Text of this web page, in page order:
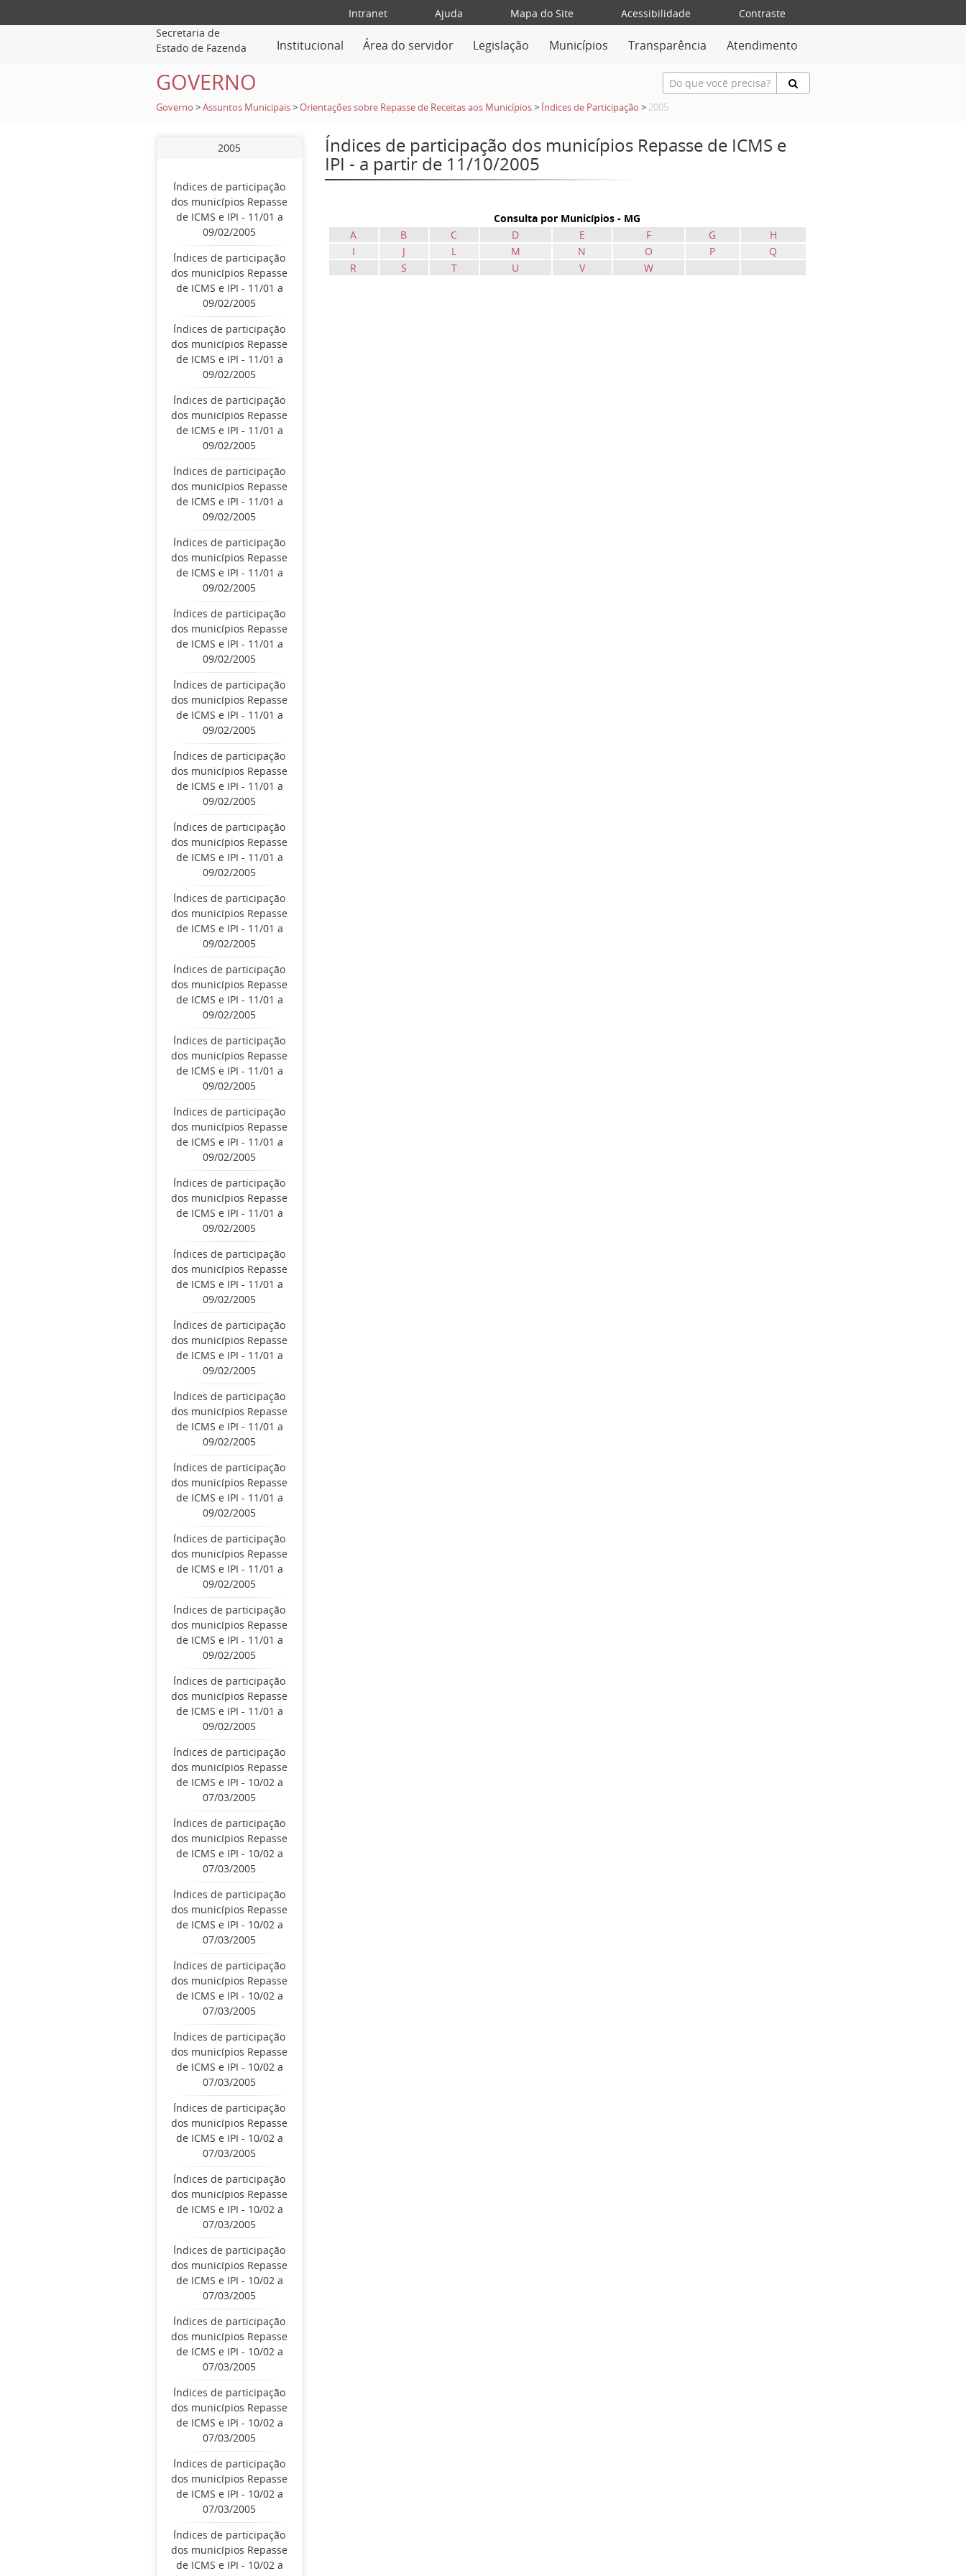
Intranet Ajuda Mapa do Site Acessibilidade
Contraste
Secretaria de
Estado de Fazenda
Institucional Área do servidor Legislação Municípios Transparência Atendimento
GOVERNO
Governo >Assuntos Municipais >Orientações sobre Repasse de Receitas aos Municípios > Índices de Participação > 2005
2005
Índices de participação
dos municípios Repasse
de ICMS e IPI - 11/01 a
09/02/2005
Índices de participação
dos municípios Repasse
de ICMS e IPI - 11/01 a
09/02/2005
Índices de participação
dos municípios Repasse
de ICMS e IPI - 11/01 a
09/02/2005
Índices de participação
dos municípios Repasse
de ICMS e IPI - 11/01 a
09/02/2005
Índices de participação
dos municípios Repasse
de ICMS e IPI - 11/01 a
09/02/2005
Índices de participação
dos municípios Repasse
de ICMS e IPI - 11/01 a
09/02/2005
Índices de participação
dos municípios Repasse
de ICMS e IPI - 11/01 a
09/02/2005
Índices de participação
dos municípios Repasse
de ICMS e IPI - 11/01 a
09/02/2005
Índices de participação
dos municípios Repasse
de ICMS e IPI - 11/01 a
09/02/2005
Índices de participação
dos municípios Repasse
de ICMS e IPI - 11/01 a
09/02/2005
Índices de participação
dos municípios Repasse
de ICMS e IPI - 11/01 a
09/02/2005
Índices de participação
dos municípios Repasse
de ICMS e IPI - 11/01 a
09/02/2005
Índices de participação
dos municípios Repasse
de ICMS e IPI - 11/01 a
09/02/2005
Índices de participação
dos municípios Repasse
de ICMS e IPI - 11/01 a
09/02/2005
Índices de participação
dos municípios Repasse
de ICMS e IPI - 11/01 a
09/02/2005
Índices de participação
dos municípios Repasse
de ICMS e IPI - 11/01 a
09/02/2005
Índices de participação
dos municípios Repasse
de ICMS e IPI - 11/01 a
09/02/2005
Índices de participação
dos municípios Repasse
de ICMS e IPI - 11/01 a
09/02/2005
Índices de participação
dos municípios Repasse
de ICMS e IPI - 11/01 a
09/02/2005
Índices de participação
dos municípios Repasse
de ICMS e IPI - 11/01 a
09/02/2005
Índices de participação
dos municípios Repasse
de ICMS e IPI - 11/01 a
09/02/2005
Índices de participação
dos municípios Repasse
de ICMS e IPI - 11/01 a
09/02/2005
Índices de participação
dos municípios Repasse
de ICMS e IPI - 10/02 a
07/03/2005
Índices de participação
dos municípios Repasse
de ICMS e IPI - 10/02 a
07/03/2005
Índices de participação
dos municípios Repasse
de ICMS e IPI - 10/02 a
07/03/2005
Índices de participação
dos municípios Repasse
de ICMS e IPI - 10/02 a
07/03/2005
Índices de participação
dos municípios Repasse
de ICMS e IPI - 10/02 a
07/03/2005
Índices de participação
dos municípios Repasse
de ICMS e IPI - 10/02 a
07/03/2005
Índices de participação
dos municípios Repasse
de ICMS e IPI - 10/02 a
07/03/2005
Índices de participação
dos municípios Repasse
de ICMS e IPI - 10/02 a
07/03/2005
Índices de participação
dos municípios Repasse
de ICMS e IPI - 10/02 a
07/03/2005
Índices de participação
dos municípios Repasse
de ICMS e IPI - 10/02 a
07/03/2005
Índices de participação
dos municípios Repasse
de ICMS e IPI - 10/02 a
07/03/2005
Índices de participação
dos municípios Repasse
de ICMS e IPI - 10/02 a
Índices de participação dos municípios Repasse de ICMS e
IPI - a partir de 11/10/2005
Consulta por Municípios - MG
A
B C D E F G
H
I
J L M N O P
Q
R
S T U V W